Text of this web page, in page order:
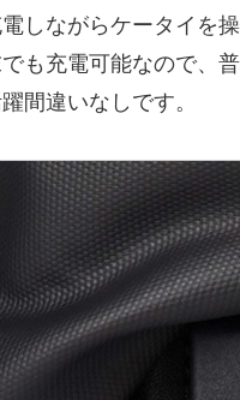
電しながらケータイを
も充電可能なので、
間違いなしです。